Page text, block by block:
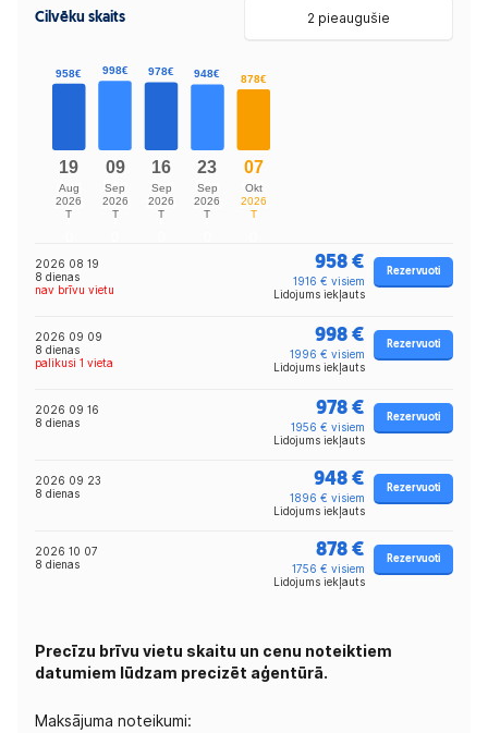
Cilvēku skaits 2 pieaugušie
2026 08 19
8 dienas
nav brīvu vietu
958 €
1916 € visiem
Lidojums iekļauts
Rezervuoti
2026 09 09
8 dienas
palikusi 1 vieta
998 €
1996 € visiem
Lidojums iekļauts
Rezervuoti
2026 09 16
8 dienas
978 €
1956 € visiem
Lidojums iekļauts
Rezervuoti
2026 09 23
8 dienas
948 €
1896 € visiem
Lidojums iekļauts
Rezervuoti
2026 10 07
8 dienas
878 €
1756 € visiem
Lidojums iekļauts
Rezervuoti
Precīzu brīvu vietu skaitu un cenu noteiktiem
datumiem lūdzam precizēt aģentūrā.
Maksājuma noteikumi: